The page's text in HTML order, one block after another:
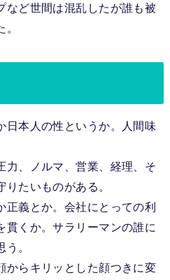
など世間は混乱したが誰も被
日本人の性というか。人間味
力、ノルマ、営業、経理、そ
たいものがある。
正義とか。会社にとっての利
貫くか。サラリーマンの誰に
。
からキリッとした顔つきに変